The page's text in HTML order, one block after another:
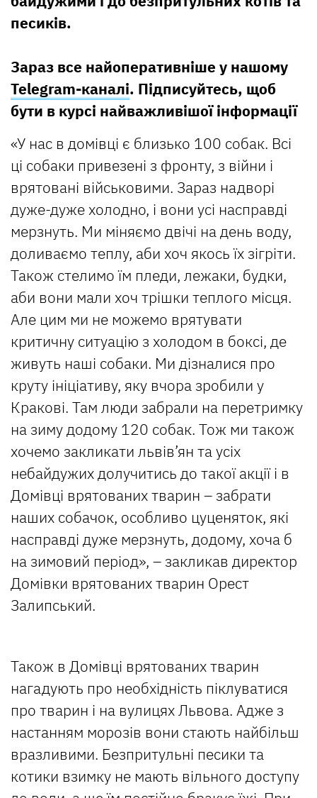
песиків.
Зараз все найоперативніше у нашому
Telegram-каналі. Підписуйтесь, щоб
бути в курсі найважливішої інформації
«У нас в домівці є близько 100 собак. Всі
ці собаки привезені з фронту, з війни і
врятовані військовими. Зараз надворі
дуже-дуже холодно, і вони усі насправді
мерзнуть. Ми міняємо двічі на день воду,
доливаємо теплу, аби хоч якось їх зігріти.
Також стелимо їм пледи, лежаки, будки,
аби вони мали хоч трішки теплого місця.
Але цим ми не можемо врятувати
критичну ситуацію з холодом в боксі, де
живуть наші собаки. Ми дізналися про
круту ініціативу, яку вчора зробили у
Кракові. Там люди забрали на перетримку
на зиму додому 120 собак. Тож ми також
хочемо закликати львів’ян та усіх
небайдужих долучитись до такої акції і в
Домівці врятованих тварин – забрати
наших собачок, особливо цуценяток, які
насправді дуже мерзнуть, додому, хоча б
на зимовий період», – закликав директор
Домівки врятованих тварин Орест
Залипський.
Також в Домівці врятованих тварин
нагадують про необхідність піклуватися
про тварин і на вулицях Львова. Адже з
настанням морозів вони стають найбільш
вразливими. Безпритульні песики та
котики взимку не мають вільного доступу